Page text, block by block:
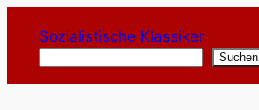
Inhalt
springen
Sozialistische Klassiker
Suchen